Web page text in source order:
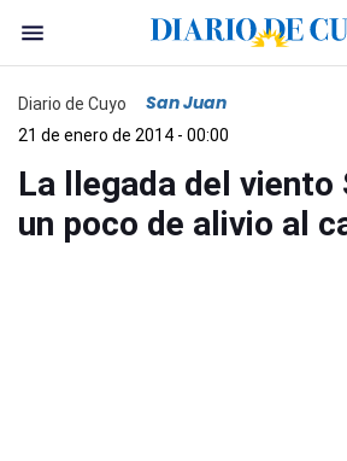
Diario de Cuyo San Juan
21 de enero de 2014 - 00:00
La llegada del viento
un poco de alivio al